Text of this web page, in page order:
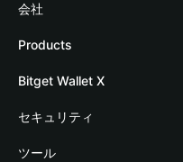
会社
Bitget Walletについて
ブログ
アカデミー
暗号資産ニュース
Products
Crypto Card
Stablecoin Earn
Payfi Crypto
Bitget Wallet X
デベロッパー
ウォレットを接続
セキュリティ
保護基金
ツール